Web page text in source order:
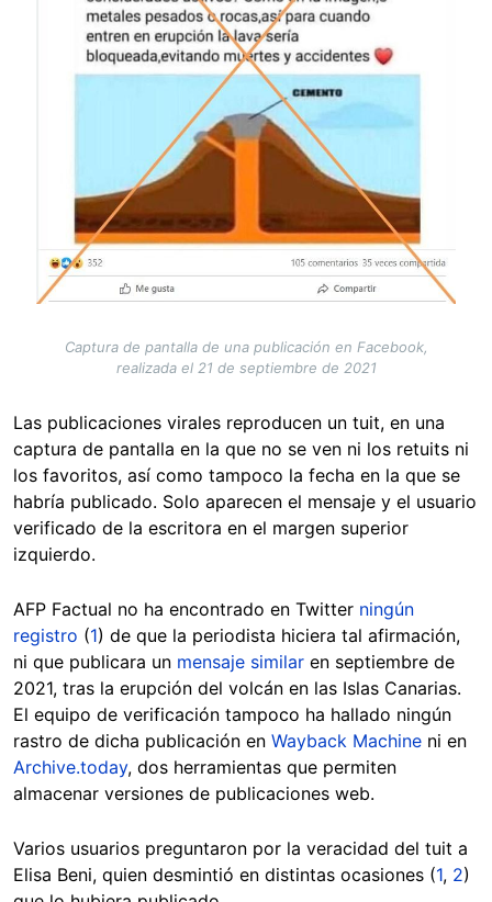
Captura de pantalla de una publicación en Facebook,
realizada el 21 de septiembre de 2021
Las publicaciones virales reproducen un tuit, en una
captura de pantalla en la que no se ven ni los retuits ni
los favoritos, así como tampoco la fecha en la que se
habría publicado. Solo aparecen el mensaje y el usuario
verificado de la escritora en el margen superior
izquierdo.
AFP Factual no ha encontrado en Twitter ningún
registro (1) de que la periodista hiciera tal afirmación,
ni que publicara un mensaje similar en septiembre de
2021, tras la erupción del volcán en las Islas Canarias.
El equipo de verificación tampoco ha hallado ningún
rastro de dicha publicación en Wayback Machine ni en
Archive.today, dos herramientas que permiten
almacenar versiones de publicaciones web.
Varios usuarios preguntaron por la veracidad del tuit a
Elisa Beni, quien desmintió en distintas ocasiones (1, 2)